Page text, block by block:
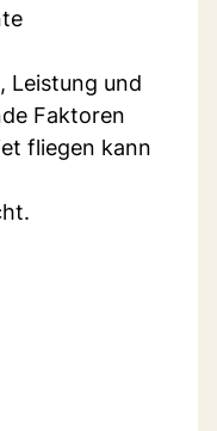
Leistung und
Faktoren
fliegen kann